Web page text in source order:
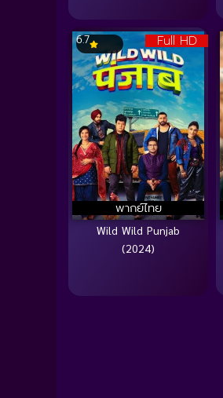
Full HD
พากย์ไทย
6.7
Wild Wild Punjab
(2024)